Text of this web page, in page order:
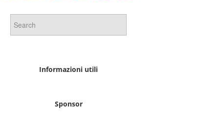
Informazioni utili
Sponsor